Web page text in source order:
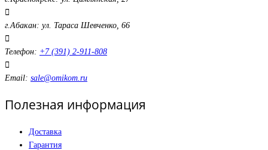
г.Абакан: ул. Тараса Шевченко, 66
Телефон: +7 (391) 2-911-808
Email: sale@omikom.ru
Полезная информация
Доставка
Гарантия